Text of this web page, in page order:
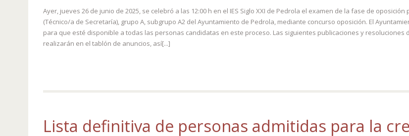
Ayer, jueves 26 de junio de 2025, se celebró a las 12:00 h en el IES Siglo XXI de Pedrola el examen de la fase de
(Técnico/a de Secretaría), grupo A, subgrupo A2 del Ayuntamiento de Pedrola, mediante concurso oposición. El
para que esté disponible a todas las personas candidatas en este proceso. Las siguientes publicaciones y
realizarán en el tablón de anuncios, así[...]
Lista definitiva de personas admitidas para la